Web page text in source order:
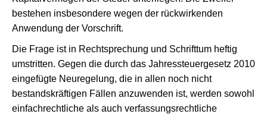
bestehen insbesondere wegen der rückwirkenden
Anwendung der Vorschrift.
Die Frage ist in Rechtsprechung und Schrifttum heftig
umstritten. Gegen die durch das Jahressteuergesetz 2010
eingefügte Neuregelung, die in allen noch nicht
bestandskräftigen Fällen anzuwenden ist, werden sowohl
einfachrechtliche als auch verfassungsrechtliche